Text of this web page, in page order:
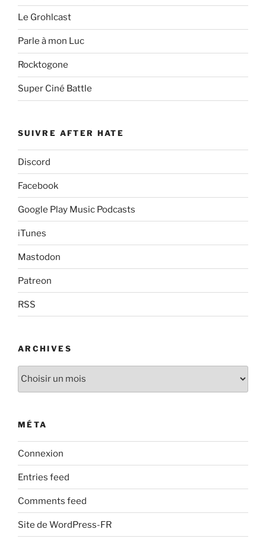
Le Grohlcast
Parle à mon Luc
Rocktogone
Super Ciné Battle
SUIVRE AFTER HATE
Discord
Facebook
Google Play Music Podcasts
iTunes
Mastodon
Patreon
RSS
ARCHIVES
Archives
MÉTA
Connexion
Entries feed
Comments feed
Site de WordPress-FR